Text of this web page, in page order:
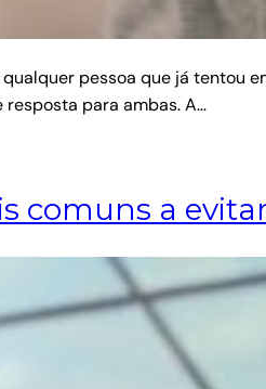
pessoa que já tentou
para ambas. A…
comuns a